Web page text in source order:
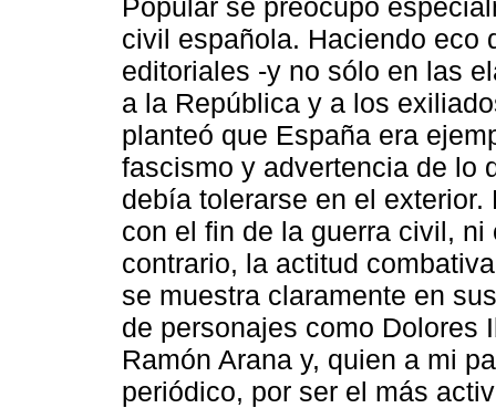
Popular se preocupó
civil española. Haciendo eco
editoriales -y no sólo en las
a la República y a los
planteó que España era
fascismo y advertencia de lo
debía tolerarse en el
con el fin de la guerra civil,
contrario, la actitud
se muestra claramente en
de personajes como Dolores
Ramón Arana y, quien a mi
periódico, por ser el más